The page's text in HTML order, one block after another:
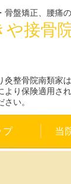
骨盤矯正、腰痛
や接骨
灸整骨院南類家
より保険適用さ
い。
プ 当